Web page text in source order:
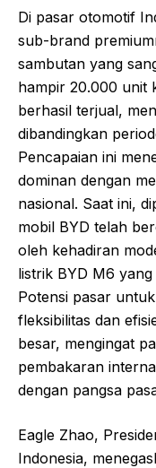
Di pasar otomotif
sub-brand
sambutan yang
hampir 20.000 unit
berhasil terjual,
dibandingkan
Pencapaian ini
dominan dengan
nasional. Saat ini,
mobil BYD telah
oleh kehadiran
listrik BYD M6
Potensi pasar
fleksibilitas dan
besar, mengingat
pembakaran
dengan pangsa
Eagle Zhao,
Indonesia,